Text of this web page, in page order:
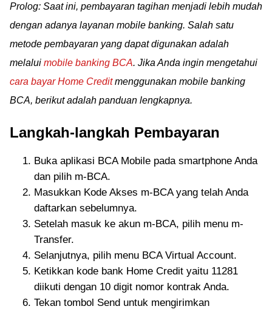
Prolog: Saat ini, pembayaran tagihan menjadi lebih mudah
dengan adanya layanan mobile banking. Salah satu
metode pembayaran yang dapat digunakan adalah
melalui mobile banking BCA. Jika Anda ingin mengetahui
cara bayar Home Creditmenggunakan mobile banking
BCA, berikut adalah panduan lengkapnya.
Langkah-langkah Pembayaran
Buka aplikasi BCA Mobile pada smartphone Anda
dan pilih m-BCA.
Masukkan Kode Akses m-BCA yang telah Anda
daftarkan sebelumnya.
Setelah masuk ke akun m-BCA, pilih menu m-
Transfer.
Selanjutnya, pilih menu BCA Virtual Account.
Ketikkan kode bank Home Credit yaitu 11281
diikuti dengan 10 digit nomor kontrak Anda.
Tekan tombol Send untuk mengirimkan